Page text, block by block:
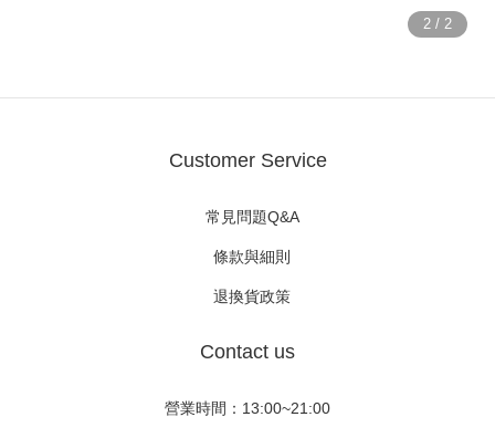
Customer Service
常見問題Q&A
條款與細則
退換貨政策
Contact us
營業時間：13:00~21:00